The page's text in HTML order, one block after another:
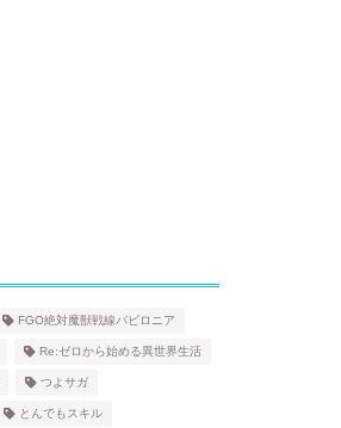
FGO絶対魔獣戦線バビロニア
Re:ゼロから始める異世界生活
つよサガ
とんでもスキル